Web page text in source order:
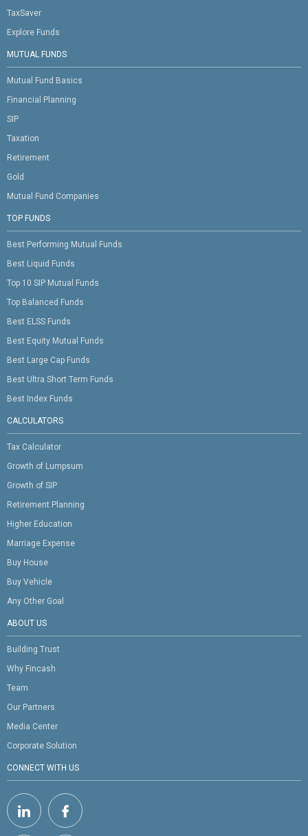
TaxSaver
Explore Funds
MUTUAL FUNDS
Mutual Fund Basics
Financial Planning
SIP
Taxation
Retirement
Gold
Mutual Fund Companies
TOP FUNDS
Best Performing Mutual Funds
Best Liquid Funds
Top 10 SIP Mutual Funds
Top Balanced Funds
Best ELSS Funds
Best Equity Mutual Funds
Best Large Cap Funds
Best Ultra Short Term Funds
Best Index Funds
CALCULATORS
Tax Calculator
Growth of Lumpsum
Growth of SIP
Retirement Planning
Higher Education
Marriage Expense
Buy House
Buy Vehicle
Any Other Goal
ABOUT US
Building Trust
Why Fincash
Team
Our Partners
Media Center
Corporate Solution
CONNECT WITH US